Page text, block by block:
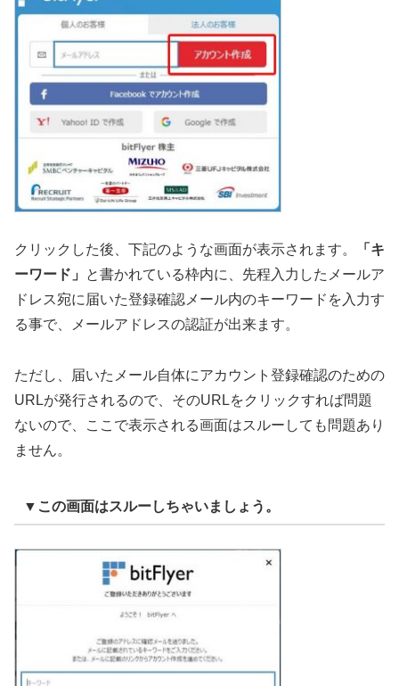
クリックした後、下記のような画面が表示されます。
「キ
ーワード」
と書かれている枠内に、先程入力したメールア
ドレス宛に届いた登録確認メール内のキーワードを入力す
る事で、メールアドレスの認証が出来ます。
ただし、届いたメール自体にアカウント登録確認のための
URLが発行されるので、そのURLをクリックすれば問題
ないので、ここで表示される画面はスルーしても問題あり
ません。
▼この画面はスルーしちゃいましょう。